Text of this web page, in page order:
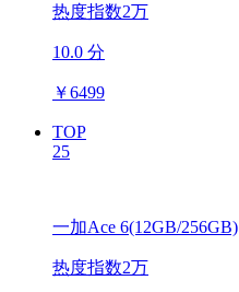
热度指数2万
10.0 分
￥6499
TOP
25
一加Ace 6(12GB/256GB)
热度指数2万